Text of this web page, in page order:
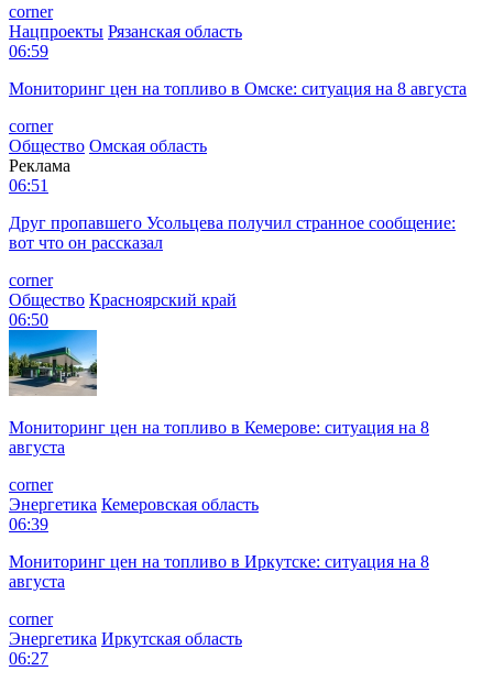
corner
Нацпроекты Рязанская область
06:59
Мониторинг цен на топливо в Омске: ситуация на 8 августа
corner
Общество Омская область
Реклама
06:51
Друг пропавшего Усольцева получил странное сообщение:
вот что он рассказал
corner
Общество Красноярский край
06:50
Мониторинг цен на топливо в Кемерове: ситуация на 8
августа
corner
Энергетика Кемеровская область
06:39
Мониторинг цен на топливо в Иркутске: ситуация на 8
августа
corner
Энергетика Иркутская область
06:27